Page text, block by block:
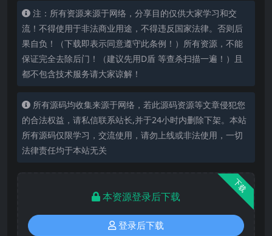
注：所有资源来源于网络，分享目的仅供大家学习和交
流！不得使用于非法商业用途，不得违反国家法律。否则后
果自负！（下载即表示同意遵守此条例！）所有资源，不能
保证完全去除后门！（建议先用D盾 等查杀扫描一遍！）且
都不包含技术服务请大家谅解！
所有源码均收集来源于网络，若此源码资源等文章侵犯您
的合法权益，请私信联系站长,并于24小时内删除下架。本站
所有源码仅限学习，交流使用，请勿上线或非法使用，一切
法律责任均于本站无关
下载
本资源登录后下载
登录后下载